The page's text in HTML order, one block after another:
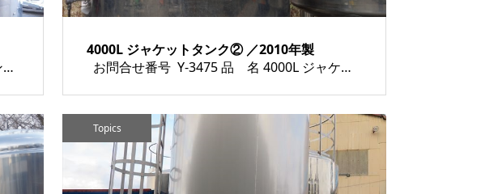
お問合せ番号 Y-3389 品 名 10ｔ保温タンク 型 式 種 類 タンク類 程 度 メーカー名 年 式 2013年製 素 材 外 寸 付属機器 電 源 金 額 売約済み 運 賃 保証期間 1ヶ月 備 考 HOME | 中古機械情報 ...
4000L ジャケットタンク② ／2010年製
お問合せ番号 Y-3475 品 名 4000L ジャケットタンク 型 式 種 類 タンク類 程 度 メーカー名 年 式 2010年製 素 材 外 寸 付属機器 電 源 金 額 売約済み 運 賃 保証期間 1ヶ月 備 考 HOME | 中古...
Topics